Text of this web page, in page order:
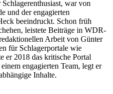
war von
und der engagierten
beeindruckt. Schon früh
leistete Beiträge in WDR-
Arbeit von Günter
für Schlagerportale wie
er 2018 das kritische Portal
engagierten Team, legt er
Inhalte.